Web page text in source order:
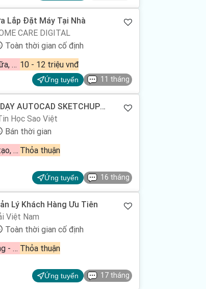
Lắp Đặt Máy Tại Nhà
CARE DIGITAL
Toàn thời gian cố định
Bảo trì - Sửa chữa, Bán hàng kỹ thuật, Điện - Điện tử - Điện lạnh 10 - 12 triệu vnđ
Ứng tuyển 11 tháng
AUTOCAD SKETCHUP
Học Sao Việt
Bán thời gian
Giáo dục - Đào tạo, Kiến trúc - Tk nội thất, Thiết kế - Mỹ thuật Thỏa thuận
Ứng tuyển 16 tháng
Lý Khách Hàng Ưu Tiên
Việt Nam
Toàn thời gian cố định
Ngân hàng - Vàng - Chứng khoán - Đầu tư Thỏa thuận
Ứng tuyển 17 tháng